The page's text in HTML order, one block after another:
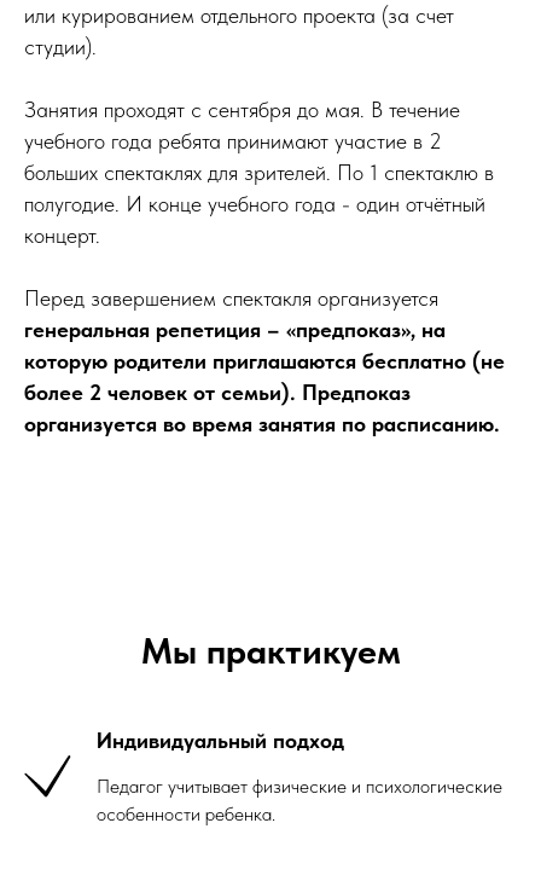
или курированием отдельного проекта (за счет
студии).
Занятия проходят с сентября до мая. В течение
учебного года ребята принимают участие в 2
больших спектаклях для зрителей. По 1 спектаклю в
полугодие. И конце учебного года - один отчётный
концерт.
Перед завершением спектакля организуется
генеральная репетиция – «предпоказ», на
которую родители приглашаются бесплатно (не
более 2 человек от семьи). Предпоказ
организуется во время занятия по расписанию.
Мы практикуем
Индивидуальный подход
Педагог учитывает физические и психологические
особенности ребенка.